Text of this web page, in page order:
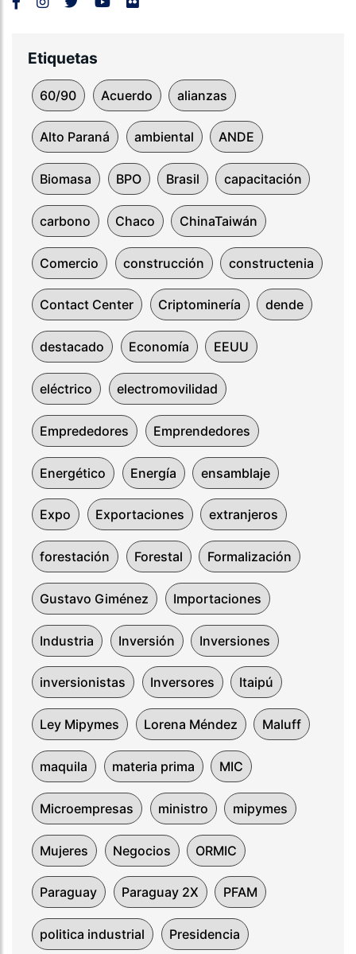
Etiquetas
60/90 Acuerdo alianzas
Alto Paraná ambiental ANDE
Biomasa BPO Brasil capacitación
carbono Chaco ChinaTaiwán
Comercio construcción constructenia
Contact Center Criptominería dende
destacado Economía EEUU
eléctrico electromovilidad
Emprededores Emprendedores
Energético Energía ensamblaje
Expo Exportaciones extranjeros
forestación Forestal Formalización
Gustavo Giménez Importaciones
Industria Inversión Inversiones
inversionistas Inversores Itaipú
Ley Mipymes Lorena Méndez Maluff
maquila materia prima MIC
Microempresas ministro mipymes
Mujeres Negocios ORMIC
Paraguay Paraguay 2X PFAM
politica industrial Presidencia